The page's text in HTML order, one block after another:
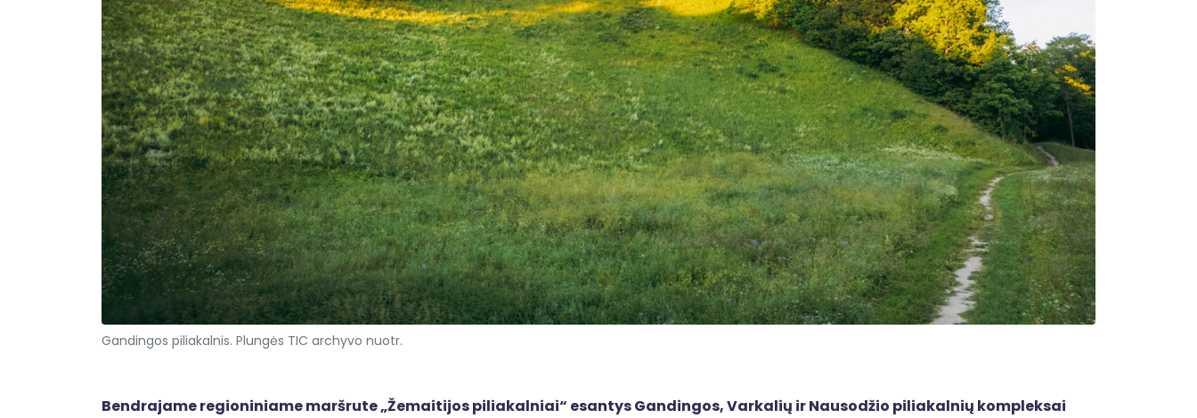
Gandingos piliakalnis. Plungės TIC archyvo nuotr.
Bendrajame regioniniame maršrute „Žemaitijos piliakalniai“ esantys Gandingos, Varkalių ir Nausodžio piliakalnių kompleksai